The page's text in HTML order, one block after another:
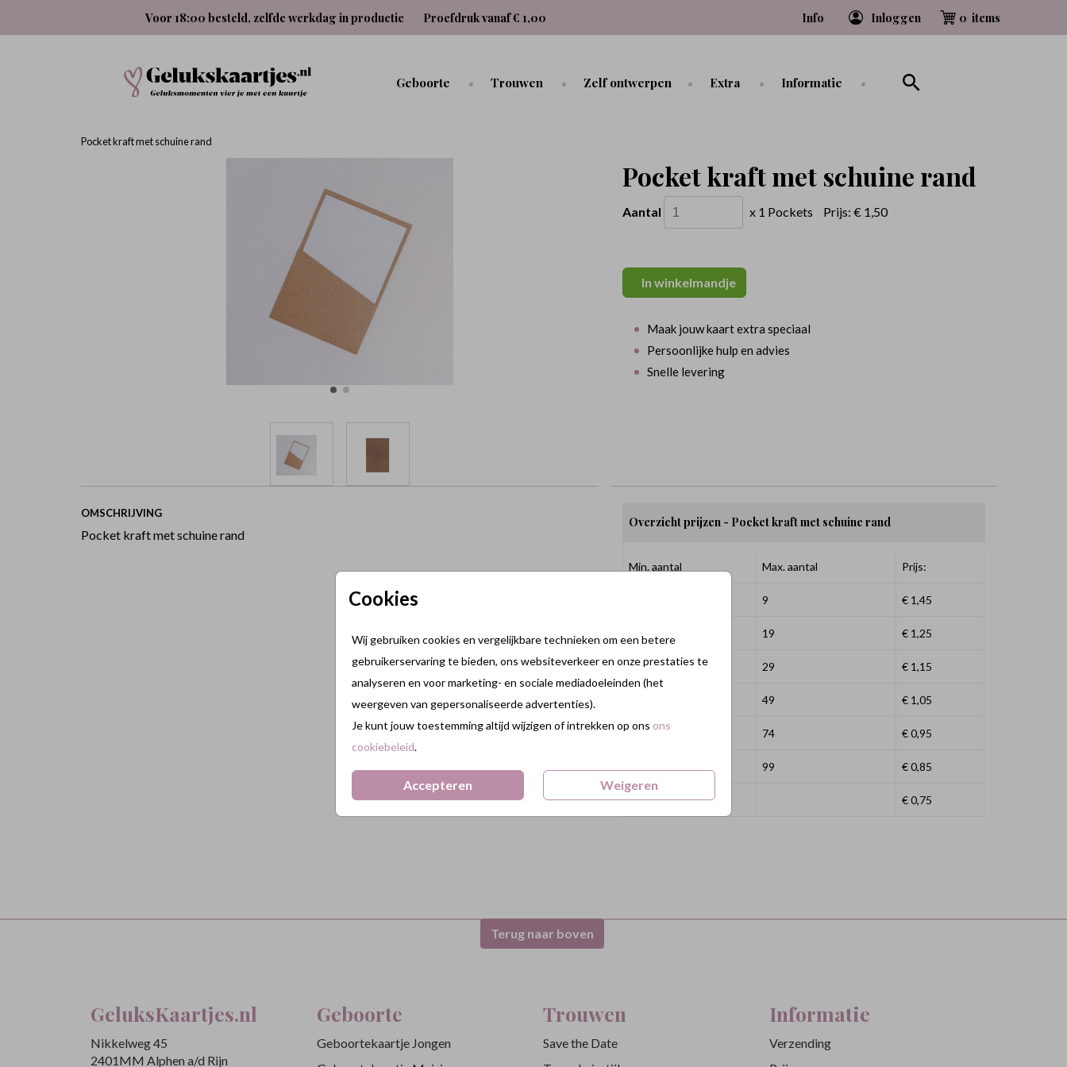
Voor 18:00 besteld, zelfde werkdag in productie Proefdruk vanaf € 1,00 Info Inloggen 0
Geboorte Trouwen Zelf ontwerpen Extra Informatie
Cookies
Wij gebruiken cookies en vergelijkbare technieken om een betere
gebruikerservaring te bieden, ons websiteverkeer en onze prestaties te
analyseren en voor marketing- en sociale mediadoeleinden (het
weergeven van gepersonaliseerde advertenties).
Je kunt jouw toestemming altijd wijzigen of intrekken op ons ons
cookiebeleid.
Accepteren Weigeren
Pocket kraft met schuine rand
Pocket kraft met schuine rand
Aantal x 1 Pockets Prijs:€ 1,50
In winkelmandje
Maak jouw kaart extra speciaal
Persoonlijke hulp en advies
Snelle levering
OMSCHRIJVING
Pocket kraft met schuine rand
Overzicht prijzen - Pocket kraft met schuine rand
Min. aantal Max. aantal Prijs:
9 € 1,45
10 19 € 1,25
20 29 € 1,15
49 € 1,05
50 74 € 0,95
99 € 0,85
100 + € 0,75
Terug naar boven
GeluksKaartjes.nl
Nikkelweg 45
2401MM Alphen a/d Rijn
Geboorte
Geboortekaartje Jongen
Trouwen
Save the Date
Informatie
Verzending